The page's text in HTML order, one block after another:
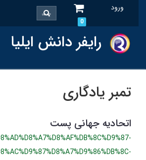
ورود
رایفر دانش ایلیا
تمبر یادگاری
اتحادیه جهانی پست